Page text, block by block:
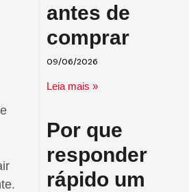
antes de
comprar
09/06/2026
Leia mais »
Por que
responder
rápido um